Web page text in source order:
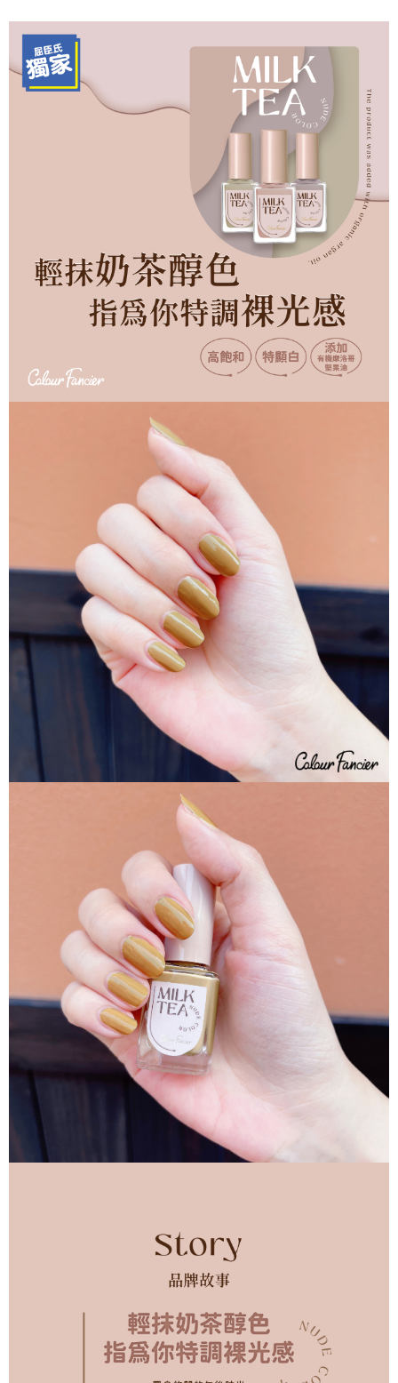
黑貓宅急便
每筆NT$100，滿NT$699(含以上)免運費